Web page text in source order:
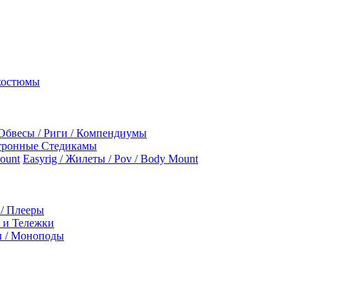
/ Риги / Компендиумы
Стедикамы
Easyrig / Жилеты / Pov / Body Mount
Плееры
Тележки
/ Моноподы